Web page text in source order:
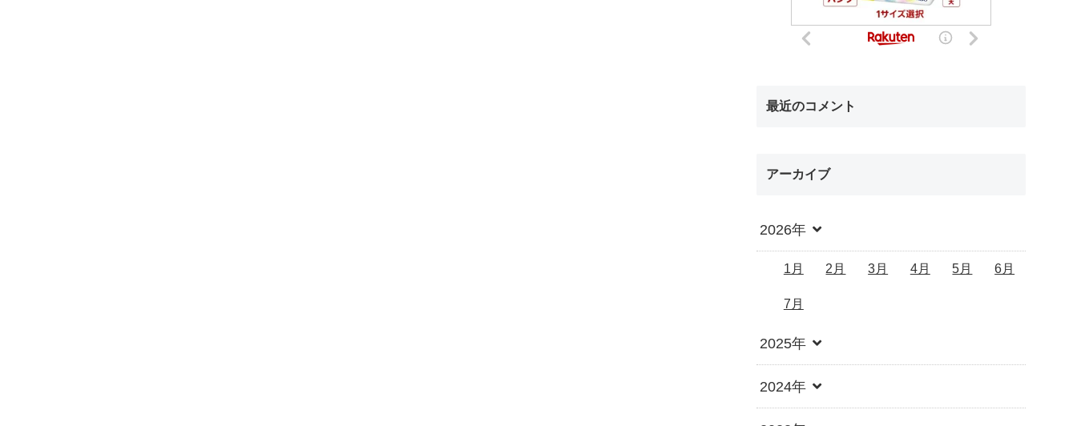
最近のコメント
アーカイブ
2026年
1月 2月 3月 4月 5月 6月
7月
2025年
2024年